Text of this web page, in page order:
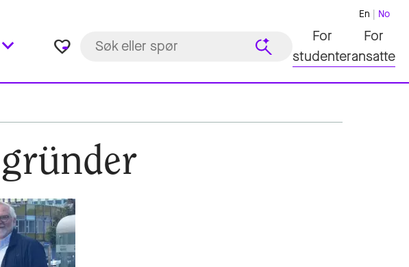
favorite_border
En No
For
studenter
For
ansatte